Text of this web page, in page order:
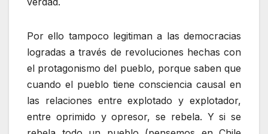
Por ello tampoco legitiman a las democracias
logradas a través de revoluciones hechas con
el protagonismo del pueblo, porque saben que
cuando el pueblo tiene consciencia causal en
las relaciones entre explotado y explotador,
entre oprimido y opresor, se rebela. Y si se